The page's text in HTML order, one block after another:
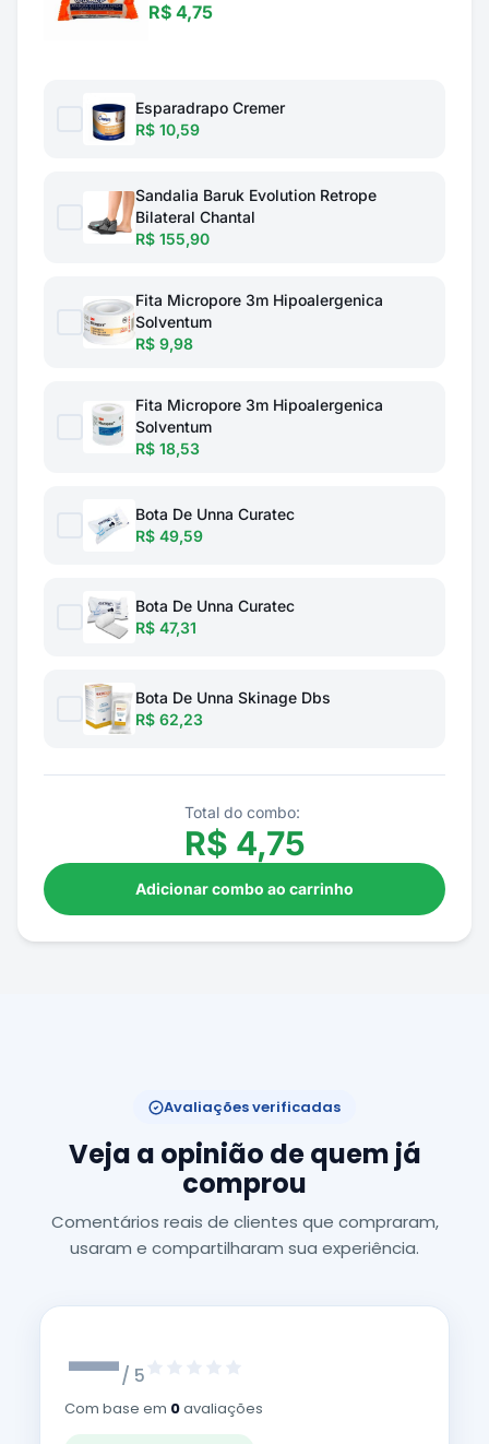
R$ 4,75
Esparadrapo Cremer
R$ 10,59
Sandalia Baruk Evolution Retrope
Bilateral Chantal
R$ 155,90
Fita Micropore 3m Hipoalergenica
Solventum
R$ 9,98
Fita Micropore 3m Hipoalergenica
Solventum
R$ 18,53
Bota De Unna Curatec
R$ 49,59
Bota De Unna Curatec
R$ 47,31
Bota De Unna Skinage Dbs
R$ 62,23
Total do combo:
R$ 4,75
Adicionar combo ao carrinho
Avaliações verificadas
Veja a opinião de quem já
comprou
Comentários reais de clientes que compraram,
usaram e compartilharam sua experiência.
—/ 5
Com base em 0avaliações